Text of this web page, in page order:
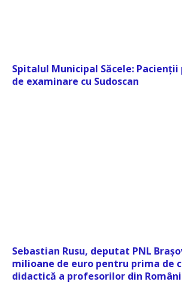
Spitalul Municipal Săcele:
de examinare cu Sudoscan
Sebastian Rusu, deputat PNL
milioane de euro pentru prima de
didactică a profesorilor din